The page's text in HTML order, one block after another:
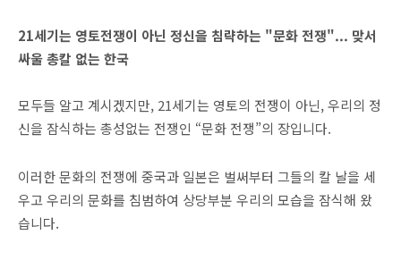
21세기는 영토전쟁이 아닌 정신을 침략하는 "문화 전쟁"... 맞서
싸울 총칼 없는 한국
모두들 알고 계시겠지만, 21세기는 영토의 전쟁이 아닌, 우리의 정
신을 잠식하는 총성없는 전쟁인 “문화 전쟁”의 장입니다.
이러한 문화의 전쟁에 중국과 일본은 벌써부터 그들의 칼 날을 세
우고 우리의 문화를 침범하여 상당부분 우리의 모습을 잠식해 왔
습니다.